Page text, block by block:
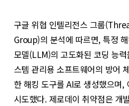
구글 위협 인텔리전스 그룹
Group)의 분석에 따르면, 특정
모델(LLM)의 고도화된 코딩 능
스템 관리용 소프트웨어의 방어
한 해킹 도구를 AI로 생성했으며,
시도했다. 제로데이 취약점은 개